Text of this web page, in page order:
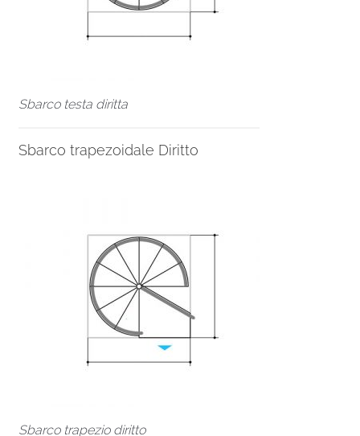
Sbarco testa diritta
Sbarco trapezoidale Diritto
Sbarco trapezio diritto